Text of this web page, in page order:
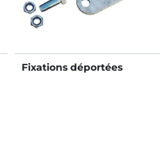
Fixations déportées